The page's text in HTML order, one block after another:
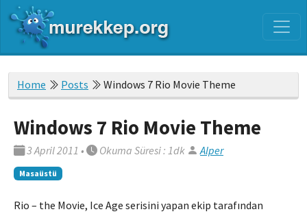
Home Posts Windows 7 Rio Movie Theme
Windows 7 Rio Movie Theme
3 April 2011 • Okuma Süresi : 1dk Alper
Masaüstü
Rio – the Movie, Ice Age serisini yapan ekip tarafından